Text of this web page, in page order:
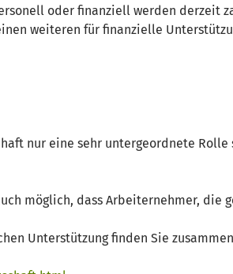
oder finanziell werden derzeit
weiteren für finanzielle
nur eine sehr untergeordnete
möglich, dass Arbeiternehmer, die
Unterstützung finden Sie